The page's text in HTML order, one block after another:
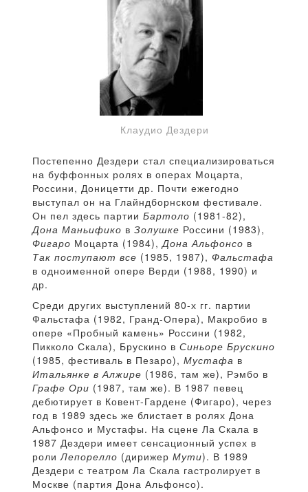
Клаудио Дездери
Постепенно Дездери стал специализироваться
на буффонных ролях в операх Моцарта,
Россини, Доницетти др. Почти ежегодно
выступал он на Глайндборнском фестивале.
Он пел здесь партии Бартоло (1981-82),
Дона Маньифико в Золушке Россини (1983),
Фигаро Моцарта (1984),Дона Альфонсо в
Так поступают все (1985, 1987), Фальстафа
в одноименной опере Верди (1988, 1990) и
др.
Среди других выступлений 80-х гг. партии
Фальстафа (1982, Гранд-Опера), Макробио в
опере «Пробный камень» Россини (1982,
Пикколо Скала), Брускино в Синьоре Брускино
(1985, фестиваль в Пезаро), Мустафа в
Итальянке в Алжире (1986, там же), Рэмбо в
Графе Ори (1987, там же). В 1987 певец
дебютирует в Ковент-Гардене (Фигаро), через
год в 1989 здесь же блистает в ролях Дона
Альфонсо и Мустафы. На сцене Ла Скала в
1987 Дездери имеет сенсационный успех в
ролиЛепорелло (дирижер Мути). В 1989
Дездери с театром Ла Скала гастролирует в
Москве (партия Дона Альфонсо).